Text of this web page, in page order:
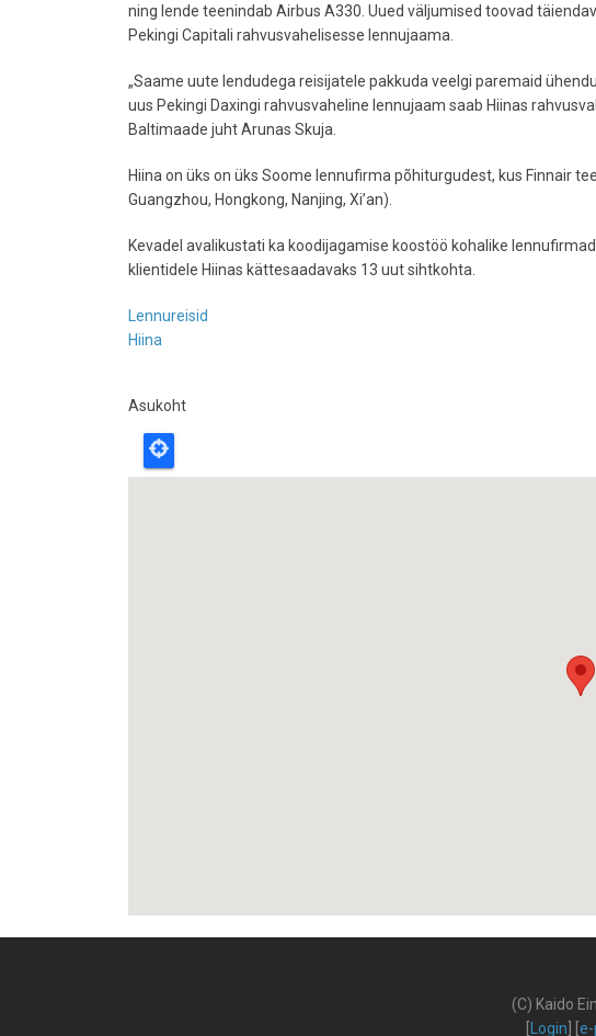
ning lende teenindab Airbus A330. Uued väljumised toovad
Pekingi Capitali rahvusvahelisesse lennujaama.
„Saame uute lendudega reisijatele pakkuda veelgi paremaid
uus Pekingi Daxingi rahvusvaheline lennujaam saab Hiinas
Baltimaade juht Arunas Skuja.
Hiina on üks on üks Soome lennufirma põhiturgudest, kus Finnair
Guangzhou, Hongkong, Nanjing, Xi’an).
Kevadel avalikustati ka koodijagamise koostöö kohalike
klientidele Hiinas kättesaadavaks 13 uut sihtkohta.
Lennureisid
Hiina
Asukoht
(C) Kaido
Login